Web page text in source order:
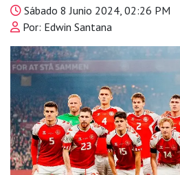
Sábado 8 Junio 2024, 02:26 PM
Por: Edwin Santana